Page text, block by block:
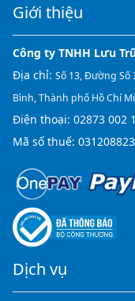
Giới thiệu
Công ty TNHH Lưu
Địa chỉ: Số 13, Đường Số
Bình, Thành phố Hồ Chí
Điện thoại: 02873 002
Mã số thuế:
Dịch vụ